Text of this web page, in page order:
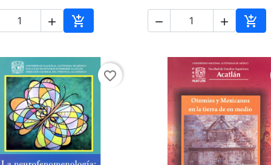
 
Añadir al carrito
  
favorite_border